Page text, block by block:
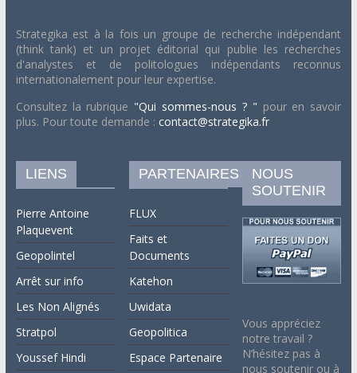
Strategika est à la fois un groupe de recherche indépendant
(think tank) et un projet éditorial qui publie les recherches
d'analystes et de politologues indépendants reconnus
internationalement pour leur expertise.
Consultez la rubrique "Qui sommes-nous ? " pour en savoir
plus. Pour toute demande : contact@strategika.fr
LIENS
Pierre Antoine
Plaquevent
Geopolintel
Arrêt sur info
Les Non Alignés
Stratpol
Youssef Hindi
PARTENAIRES
FLUX
Faits et
Documents
Katehon
Uwidata
Geopolitica
Espace Partenaire
NOUS
SOUTENIR
Vous appréciez
notre travail ?
N’hésitez pas à
nous soutenir ou à